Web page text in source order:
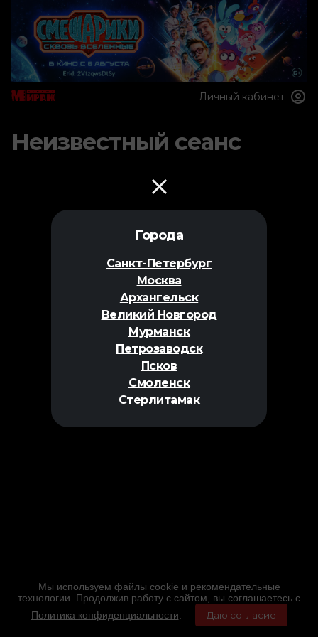
Города
Санкт-Петербург
Москва
Архангельск
Великий Новгород
Мурманск
Петрозаводск
Псков
Смоленск
Стерлитамак
Личный кабинет
Неизвестный сеанс
Мы используем файлы cookie и рекомендательные
технологии. Продолжив работу с сайтом, вы соглашаетесь с
Политика конфиденциальности
Даю согласие